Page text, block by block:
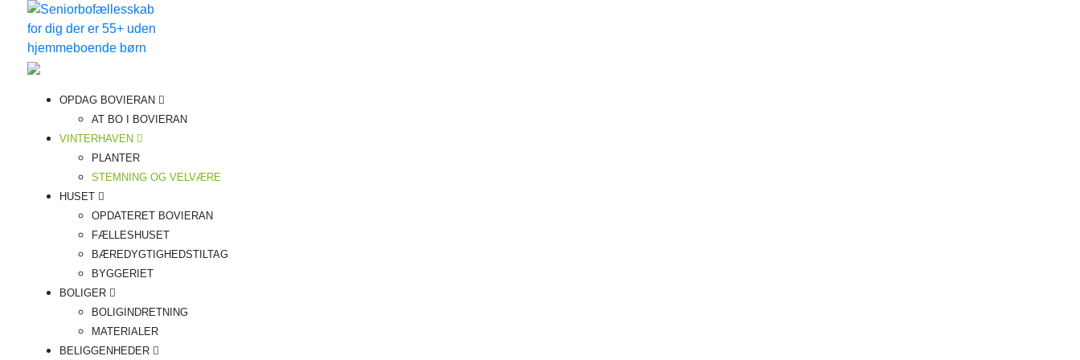
Videre
indhold
Bovieran
Fremtidens
seniorboligfællesskab
OPDAG BOVIERAN
AT BO I BOVIERAN
VINTERHAVEN
PLANTER
STEMNING OG VELVÆRE
HUSET
OPDATERET BOVIERAN
FÆLLESHUSET
BÆREDYGTIGHEDSTILTAG
BYGGERIET
BOLIGER
BOLIGINDRETNING
MATERIALER
BELIGGENHEDER